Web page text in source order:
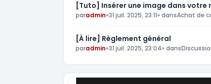
[Tuto] Insérer une image dans votre
paradmin»31 juil. 2025, 23:11» dansAchat de
[À lire] Règlement général
paradmin»31 juil. 2025, 23:04» dans